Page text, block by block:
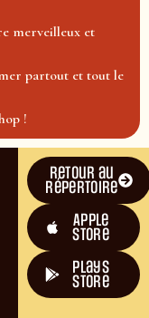
merveilleux et
partout et tout le
!
Retour au
répertoire
Apple
Store
plays
store